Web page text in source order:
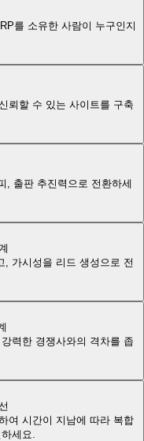
를 소유한 사람이 누구인지
뢰할 수 있는 사이트를 구축
, 출판 추진력으로 전환하세
, 가시성을 리드 생성으로 전
력한 경쟁사와의 격차를 좁
여 시간이 지남에 따라 복합
세요.